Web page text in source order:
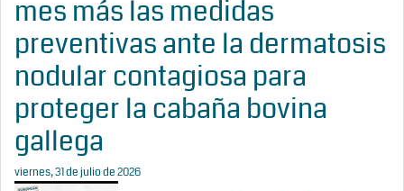
mes más las medidas
preventivas ante la dermatosis
nodular contagiosa para
proteger la cabaña bovina
gallega
viernes, 31 de julio de 2026